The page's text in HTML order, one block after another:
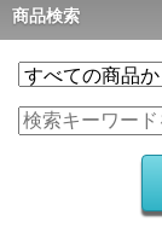
商品検索